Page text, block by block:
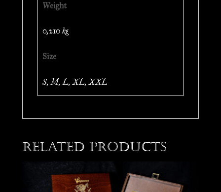
Weight
0,210 kg
Size
S, M, L, XL, XXL
Related products